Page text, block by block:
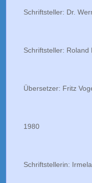
Schriftsteller: Dr.
Schriftsteller: Roland
Übersetzer: Fritz
1980
Schriftstellerin: